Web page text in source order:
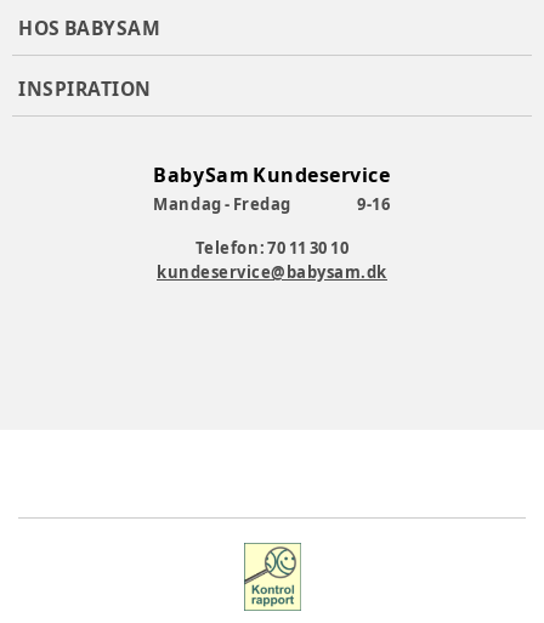
HOS BABYSAM
INSPIRATION
BabySam Kundeservice
Mandag - Fredag
9-16
Telefon: 70 11 30 10
kundeservice@babysam.dk